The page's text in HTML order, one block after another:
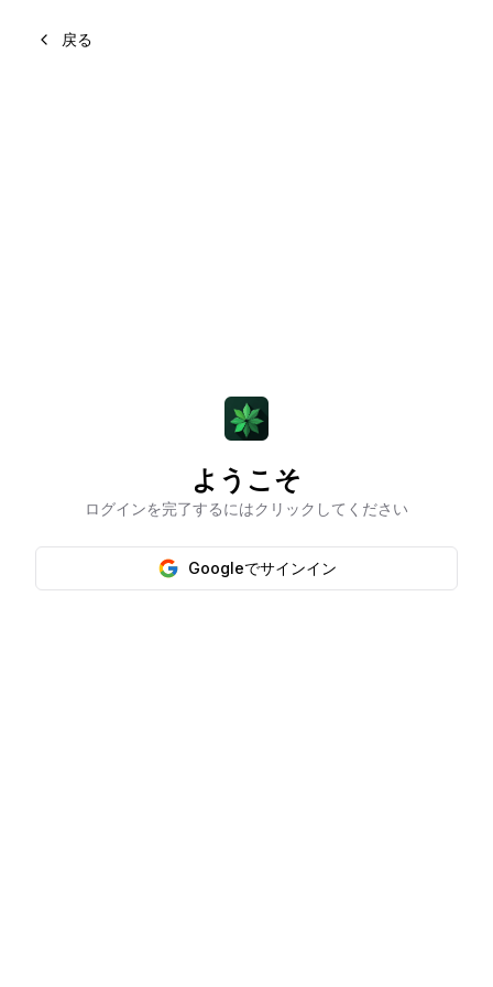
戻る
ようこそ
ログインを完了するにはクリックしてください
Googleでサインイン